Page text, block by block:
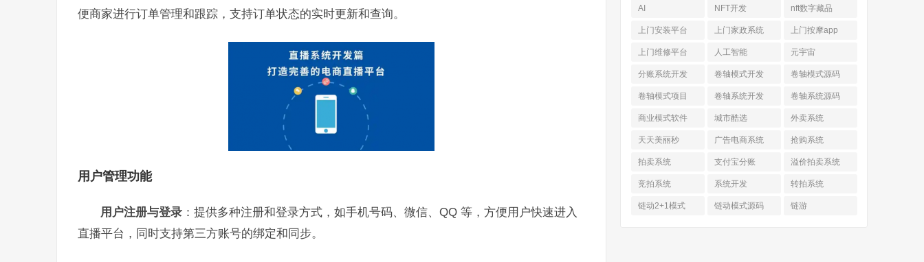
便商家进行订单管理和跟踪，支持订单状态的实时更新和查询。
用户管理功能
用户注册与登录 ：提供多种注册和登录方式，如手机号码、微信、QQ 等，方便用户快速进入
直播平台，同时支持第三方账号的绑定和同步。
AI NFT开发 nft数字藏品
上门安装平台 上门家政系统 上门按摩app
上门维修平台 人工智能 元宇宙
分账系统开发 卷轴模式开发 卷轴模式源码
卷轴模式项目 卷轴系统开发 卷轴系统源码
商业模式软件 城市酷选 外卖系统
天天美丽秒 广告电商系统 抢购系统
拍卖系统 支付宝分账 溢价拍卖系统
竞拍系统 系统开发 转拍系统
链动2+1模式 链动模式源码 链游